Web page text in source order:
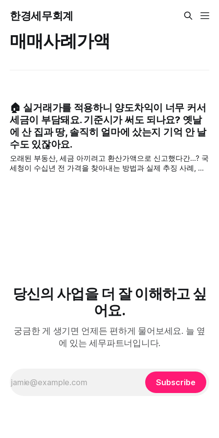
한경세무회계
매매사례가액
🏠 실거래가를 적용하니 양도차익이 너무 커서
세금이 부담돼요. 기준시가 써도 되나요? 옛날
에 산 집과 땅, 솔직히 얼마에 샀는지 기억 안 날
수도 있잖아요.
오래된 부동산, 세금 아끼려고 환산가액으로 신고했다간...? 국
세청이 수십년 전 가격을 찾아내는 방법과 실제 추징 사례, 그
당신의 사업을 더 잘 이해하고 싶
어요.
궁금한 게 생기면 언제든 편하게 물어보세요. 늘 옆
에 있는 세무파트너입니다.
Subscribe